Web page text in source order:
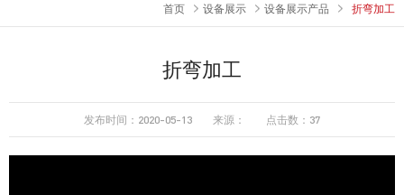
首页 设备展示 设备展示产品 折弯加工
折弯加工
发布时间：2020-05-13 来源： 点击数： 37